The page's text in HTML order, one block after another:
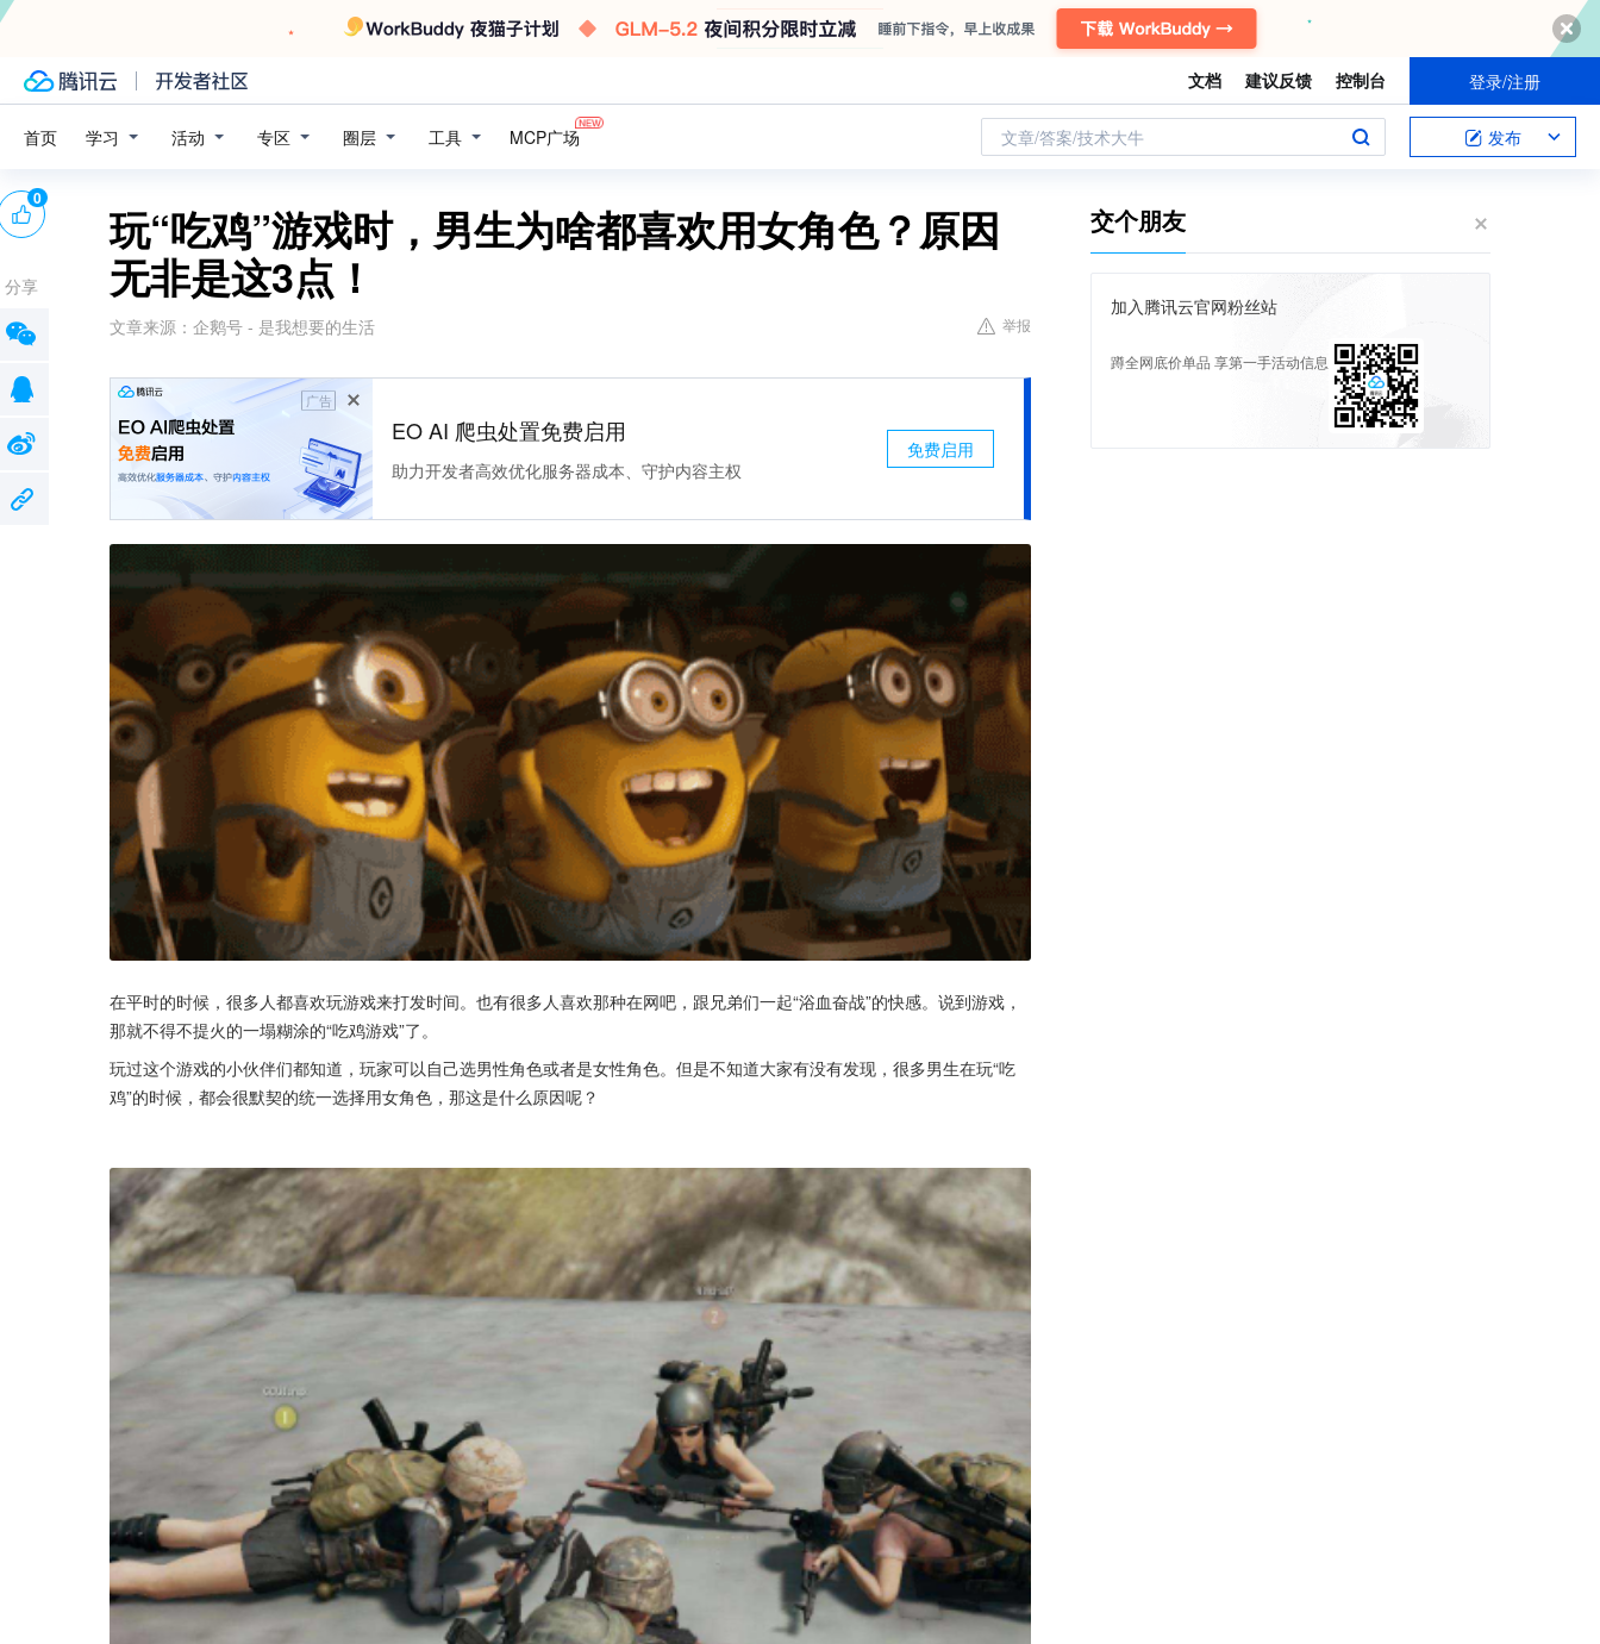
文档 建议反馈 控制台 登录/注册
首页 学习 活动 专区 圈层 工具 MCP广场 文章/答案/技术大牛 发布
玩“吃鸡”游戏时，男生为啥都喜欢用女角色？原因
无非是这3点！
文章来源： 企鹅号 - 是我想要的生活 举报
广告
EO AI 爬虫处置免费启用
助力开发者高效优化服务器成本、守护内容主权
免费启用
在平时的时候，很多人都喜欢玩游戏来打发时间。也有很多人喜欢那种在网吧，跟兄弟们一起“浴血奋战”的快感。说到游戏，
那就不得不提火的一塌糊涂的“吃鸡游戏”了。
玩过这个游戏的小伙伴们都知道，玩家可以自己选男性角色或者是女性角色。但是不知道大家有没有发现，很多男生在玩“吃
鸡”的时候，都会很默契的统一选择用女角色，那这是什么原因呢？
0
分享
交个朋友
加入腾讯云官网粉丝站
蹲全网底价单品 享第一手活动信息